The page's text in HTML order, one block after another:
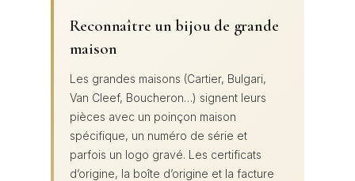
Reconnaître un bijou de grande
maison
Les grandes maisons (Cartier, Bulgari,
Van Cleef, Boucheron…) signent leurs
pièces avec un poinçon maison
spécifique, un numéro de série et
parfois un logo gravé. Les certificats
d’origine, la boîte d’origine et la facture